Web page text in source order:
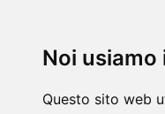
Noi usiamo
Questo sito web